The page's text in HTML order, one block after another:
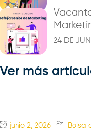
junio 2, 2026 Bolsa
24 DE
Ver más